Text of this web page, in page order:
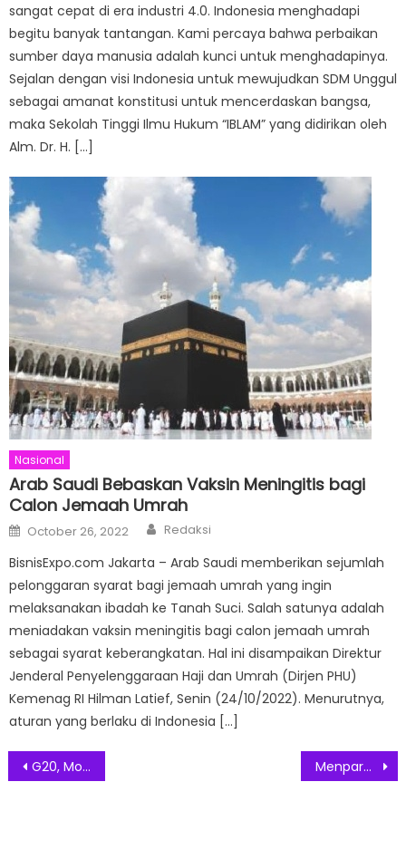
sangat cepat di era industri 4.0. Indonesia menghadapi
begitu banyak tantangan. Kami percaya bahwa perbaikan
sumber daya manusia adalah kunci untuk menghadapinya.
Sejalan dengan visi Indonesia untuk mewujudkan SDM Unggul
sebagai amanat konstitusi untuk mencerdaskan bangsa,
maka Sekolah Tinggi Ilmu Hukum “IBLAM” yang didirikan oleh
Alm. Dr. H. […]
Nasional
Arab Saudi Bebaskan Vaksin Meningitis bagi
Calon Jemaah Umrah
Posted
on
October 26, 2022 Author
Redaksi
BisnisExpo.com Jakarta – Arab Saudi memberikan sejumlah
pelonggaran syarat bagi jemaah umrah yang ingin
melaksanakan ibadah ke Tanah Suci. Salah satunya adalah
meniadakan vaksin meningitis bagi calon jemaah umrah
sebagai syarat keberangkatan. Hal ini disampaikan Direktur
Jenderal Penyelenggaraan Haji dan Umrah (Dirjen PHU)
Kemenag RI Hilman Latief, Senin (24/10/2022). Menurutnya,
aturan yang berlaku di Indonesia […]
Post
G20, Momentum Indonesia Dapatkan Kepercayaan Internasional Menparekraf Dorong Pelaku Ekonomi Kreatif Siapkan Strategi Digital Marketing